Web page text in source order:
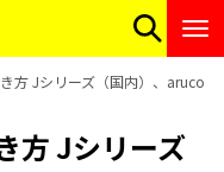
方 Jシリーズ（国内）、aruco
方 Jシリーズ